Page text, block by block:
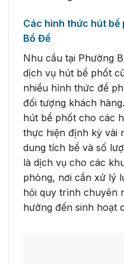
Các hình thức hút bể
Bồ Đề
Nhu cầu tại Phường
dịch vụ hút bể phốt
nhiều hình thức để
đối tượng khách
hút bể phốt cho các
thực hiện định kỳ vài
dung tích bể và số
là dịch vụ cho các
phòng, nơi cần xử lý
hỏi quy trình chuyên
hưởng đến sinh hoạt